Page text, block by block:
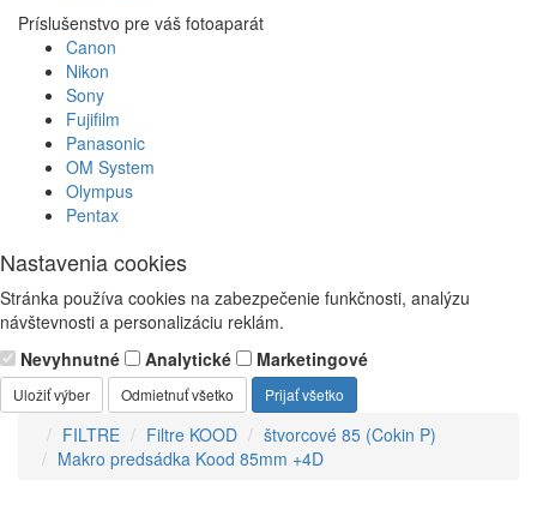
Príslušenstvo pre váš fotoaparát
Canon
Nikon
Sony
Fujifilm
Panasonic
OM System
Olympus
Pentax
Nastavenia cookies
Stránka používa cookies na zabezpečenie funkčnosti, analýzu
návštevnosti a personalizáciu reklám.
Nevyhnutné
Analytické Marketingové
Uložiť výber Odmietnuť všetko Prijať všetko
FILTRE Filtre KOOD
štvorcové 85 (Cokin P)
Makro predsádka Kood 85mm +4D